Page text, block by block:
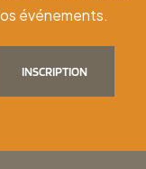
événements.
INSCRIPTION